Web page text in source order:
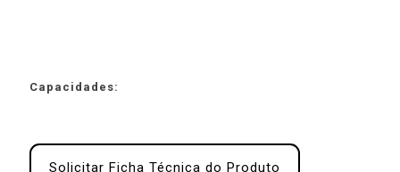
Capacidades:
Solicitar Ficha Técnica do Produto